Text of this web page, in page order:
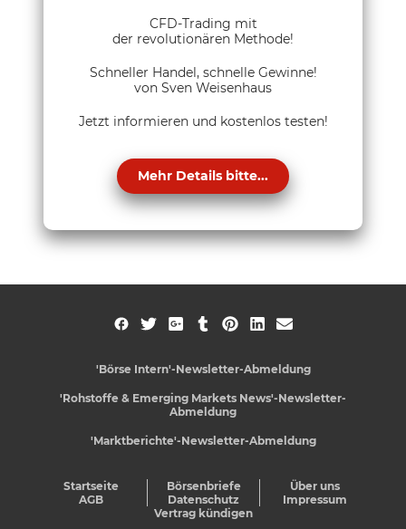
CFD-Trading mit
der revolutionären Methode!
Schneller Handel, schnelle Gewinne!
von Sven Weisenhaus
Jetzt informieren und kostenlos testen!
Mehr Details bitte...
'Börse Intern'-Newsletter-Abmeldung
'Rohstoffe & Emerging Markets News'-Newsletter-
Abmeldung
'Marktberichte'-Newsletter-Abmeldung
Startseite Börsenbriefe
Über uns
AGB
Datenschutz
Impressum
Vertrag kündigen